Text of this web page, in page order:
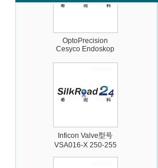
Cesyco Endoskop
HTO 38 内窥镜
VSA016-X 250-255